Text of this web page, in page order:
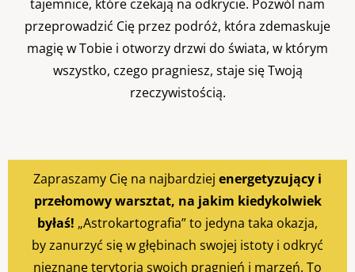
tajemnice, które czekają na odkrycie. Pozwól nam
przeprowadzić Cię przez podróż, która zdemaskuje
magię w Tobie i otworzy drzwi do świata, w którym
wszystko, czego pragniesz, staje się Twoją
rzeczywistością.
Zapraszamy Cię na najbardziej energetyzujący i
przełomowy warsztat, na jakim kiedykolwiek
byłaś! „Astrokartografia” to jedyna taka okazja,
by zanurzyć się w głębinach swojej istoty i odkryć
nieznane terytoria swoich pragnień i marzeń. To